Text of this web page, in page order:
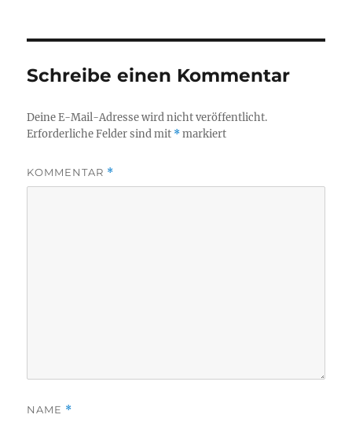
Schreibe einen Kommentar
Deine E-Mail-Adresse wird nicht veröffentlicht.
Erforderliche Felder sind mit *markiert
KOMMENTAR *
NAME *